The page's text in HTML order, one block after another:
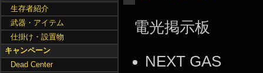
電光掲示板
NEXT GAS
生存者紹介
武器・アイテム
仕掛け・設置物
キャンペーン
Dead Center